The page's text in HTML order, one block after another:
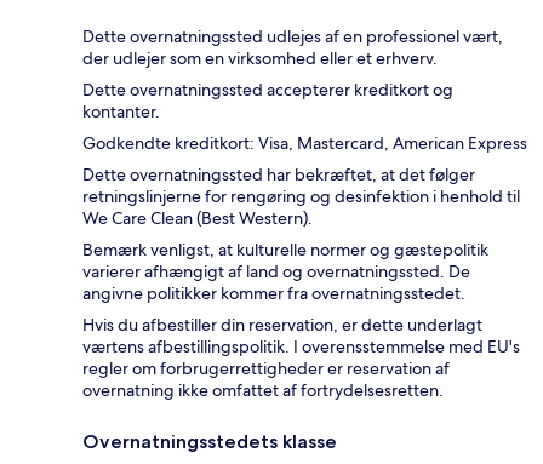
Dette overnatningssted udlejes af en professionel vært,
der udlejer som en virksomhed eller et erhverv.
Dette overnatningssted accepterer kreditkort og
kontanter.
Godkendte kreditkort: Visa, Mastercard, American Express
Dette overnatningssted har bekræftet, at det følger
retningslinjerne for rengøring og desinfektion i henhold til
We Care Clean (Best Western).
Bemærk venligst, at kulturelle normer og gæstepolitik
varierer afhængigt af land og overnatningssted. De
angivne politikker kommer fra overnatningsstedet.
Hvis du afbestiller din reservation, er dette underlagt
værtens afbestillingspolitik. I overensstemmelse med EU's
regler om forbrugerrettigheder er reservation af
overnatning ikke omfattet af fortrydelsesretten.
Overnatningsstedets klasse